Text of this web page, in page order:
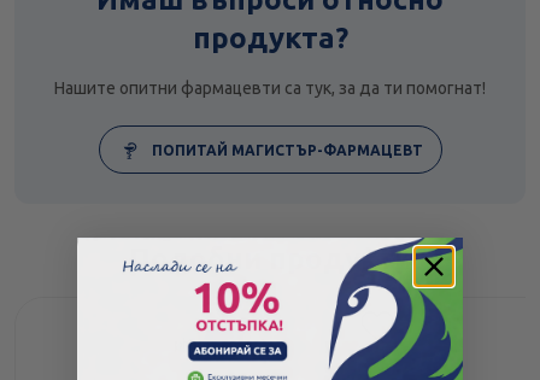
продукта?
Нашите опитни фармацевти са тук, за да ти помогнат!
ПОПИТАЙ МАГИСТЪР-ФАРМАЦЕВТ
Подобни продукти